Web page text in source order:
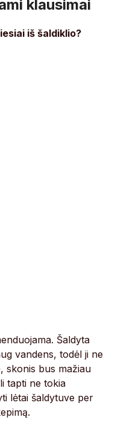
klausimai
iš šaldiklio?
Šaldyta
vandens, todėl ji ne
skonis bus mažiau
tapti ne tokia
lėtai šaldytuve per